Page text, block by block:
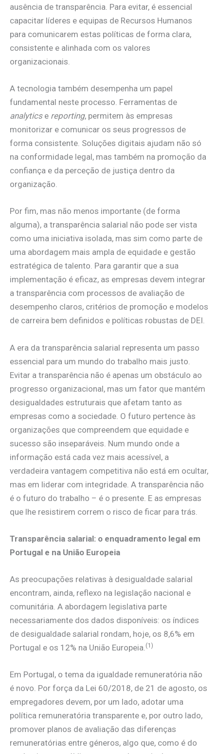
ausência de transparência. Para evitar, é essencial
capacitar líderes e equipas de Recursos Humanos
para comunicarem estas políticas de forma clara,
consistente e alinhada com os valores
organizacionais.
A tecnologia também desempenha um papel
fundamental neste processo. Ferramentas de
analyticse reporting, permitem às empresas
monitorizar e comunicar os seus progressos de
forma consistente. Soluções digitais ajudam não só
na conformidade legal, mas também na promoção da
confiança e da perceção de justiça dentro da
organização.
Por fim, mas não menos importante (de forma
alguma), a transparência salarial não pode ser vista
como uma iniciativa isolada, mas sim como parte de
uma abordagem mais ampla de equidade e gestão
estratégica de talento. Para garantir que a sua
implementação é eficaz, as empresas devem integrar
a transparência com processos de avaliação de
desempenho claros, critérios de promoção e modelos
de carreira bem definidos e políticas robustas de DEI.
A era da transparência salarial representa um passo
essencial para um mundo do trabalho mais justo.
Evitar a transparência não é apenas um obstáculo ao
progresso organizacional, mas um fator que mantém
desigualdades estruturais que afetam tanto as
empresas como a sociedade. O futuro pertence às
organizações que compreendem que equidade e
sucesso são inseparáveis. Num mundo onde a
informação está cada vez mais acessível, a
verdadeira vantagem competitiva não está em ocultar,
mas em liderar com integridade. A transparência não
é o futuro do trabalho – é o presente. E as empresas
que lhe resistirem correm o risco de ficar para trás.
Transparência salarial: o enquadramento legal em
Portugal e na União Europeia
As preocupações relativas à desigualdade salarial
encontram, ainda, reflexo na legislação nacional e
comunitária. A abordagem legislativa parte
necessariamente dos dados disponíveis: os índices
de desigualdade salarial rondam, hoje, os 8,6% em
Portugal e os 12% na União Europeia.(1)
Em Portugal, o tema da igualdade remuneratória não
é novo. Por força da Lei 60/2018, de 21 de agosto, os
empregadores devem, por um lado, adotar uma
política remuneratória transparente e, por outro lado,
promover planos de avaliação das diferenças
remuneratórias entre géneros, algo que, como é do